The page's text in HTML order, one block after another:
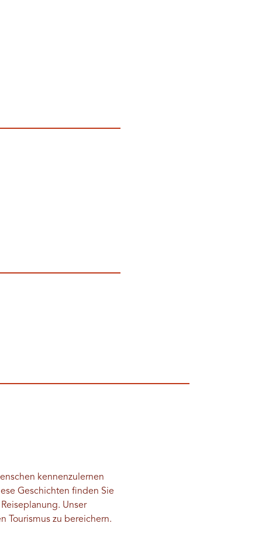
kennenzulernen
Geschichten finden Sie
Unser
Tourismus zu bereichern.